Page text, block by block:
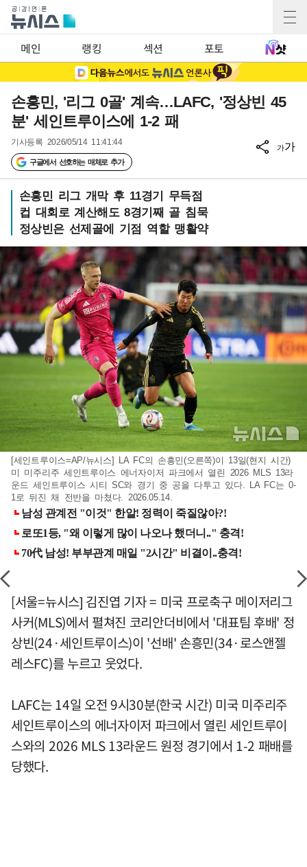
메인 랭킹 섹션 포토
손흥민, '리그 0골' 계속…LAFC, '정상빈 45
분' 세인트루이스에 1-2 패
기사등록 2026/05/14 11:41:44
구글에서 선호하는 매체로 추가
가가
손흥민 리그 개막 후 11경기 무득점
컵 대회로 계산해도 8경기째 골 침묵
정상빈은 선제골에 기점 역할 맹활약
[세인트루이스=AP/뉴시스] LA FC의 손흥민(오른쪽)이 13일(현지 시간)
미 미주리주 세인트루이스 에너자이저 파크에서 열린 2026 MLS 13라
운드 세인트루이스 시티 SC와 경기 중 공을 다투고 있다. LA FC는 0-
1로 뒤진 채 전반을 마쳤다. 2026.05.14.
[서울=뉴시스] 김진엽 기자 = 미국 프로축구 메이저리그
사커(MLS)에서 펼쳐진 코리안더비에서 '대표팀 후배' 정
상빈(24·세인트루이스)이 '선배' 손흥민(34·로스앤젤
레스FC)를 누르고 웃었다.
LAFC는 14일 오전 9시30분(한국 시간) 미국 미주리주
세인트루이스의 에너자이저 파크에서 열린 세인트루이
스와의 2026 MLS 13라운드 원정 경기에서 1-2 패배를
당했다.